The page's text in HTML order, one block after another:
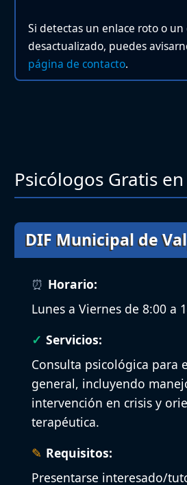
Si detectas un enlace roto o
desactualizado, puedes
página de contacto.
Psicólogos Gratis
DIF Municipal de
Horario:
Lunes a Viernes de 8:00 a
Servicios:
Consulta psicológica para
general, incluyendo
intervención en crisis y
terapéutica.
Requisitos:
Presentarse interesado/